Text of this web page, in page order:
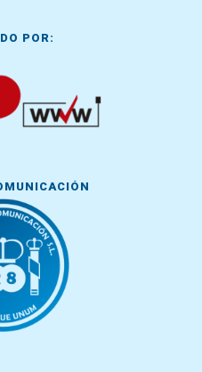
POR: